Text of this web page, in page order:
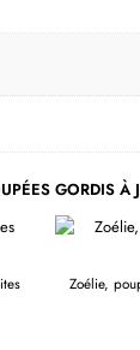
GORDIS À
Zoélie,